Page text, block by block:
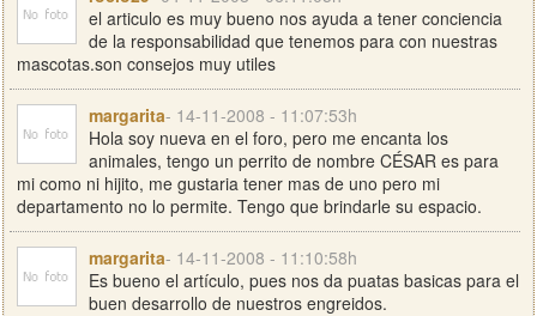
el articulo es muy bueno nos ayuda a tener conciencia
de la responsabilidad que tenemos para con nuestras
mascotas.son consejos muy utiles
margarita- 14-11-2008 - 11:07:53h
Hola soy nueva en el foro, pero me encanta los
animales, tengo un perrito de nombre CÉSAR es para
mi como ni hijito, me gustaria tener mas de uno pero mi
departamento no lo permite. Tengo que brindarle su espacio.
margarita- 14-11-2008 - 11:10:58h
Es bueno el artículo, pues nos da puatas basicas para el
buen desarrollo de nuestros engreidos.